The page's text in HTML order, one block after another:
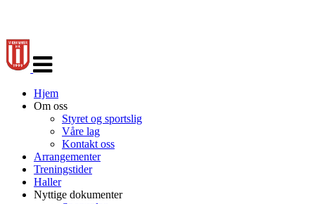
navigasjon
Hjem
Om oss
Styret og sportslig
Våre lag
Kontakt oss
Arrangementer
Treningstider
Haller
Nyttige dokumenter